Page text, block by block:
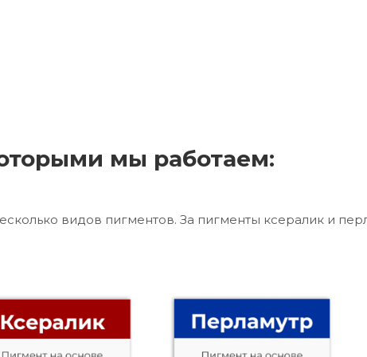
мы работаем:
видов пигментов. За пигменты ксералик и